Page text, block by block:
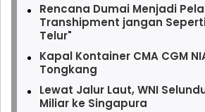
Rencana Dumai Menjadi
Transhipment jangan
Telur"
Kapal Kontainer CMA CGM
Tongkang
Lewat Jalur Laut, WNI
Miliar ke Singapura